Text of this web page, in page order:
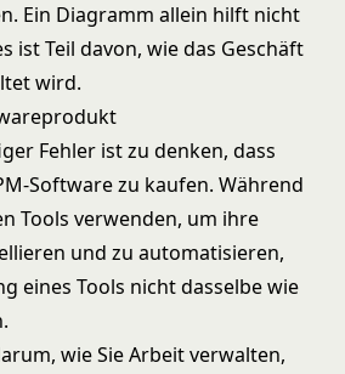
Ein Diagramm allein hilft nicht
ist Teil davon, wie das Geschäft
wird.
Fehler ist zu denken, dass
Software zu kaufen. Während
Tools verwenden, um ihre
und zu automatisieren,
eines Tools nicht dasselbe wie
wie Sie Arbeit verwalten,